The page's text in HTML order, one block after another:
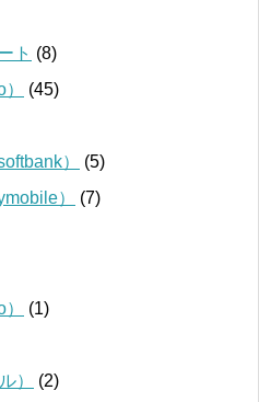
ト (8)
(45)
）
(5)
）
(7)
(1)
）
(2)